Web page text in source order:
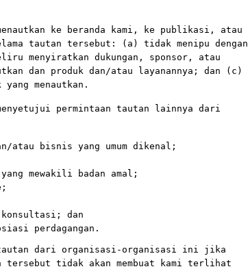
ke beranda kami, ke publikasi, atau
tautan tersebut: (a) tidak menipu dengan
menyiratkan dukungan, sponsor, atau
dan produk dan/atau layanannya; dan (c)
menautkan.
menyetujui permintaan tautan lainnya dari
atau bisnis yang umum dikenal;
mewakili badan amal;
konsultasi; dan
perdagangan.
tautan dari organisasi-organisasi ini jika
tersebut tidak akan membuat kami terlihat